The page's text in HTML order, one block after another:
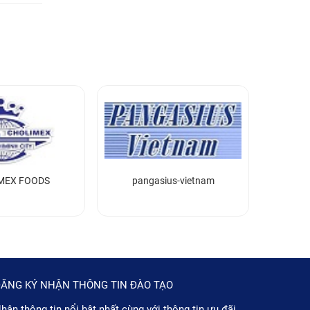
FOODS pangasius-vietnam
KÝ NHẬN THÔNG TIN ĐÀO TẠO